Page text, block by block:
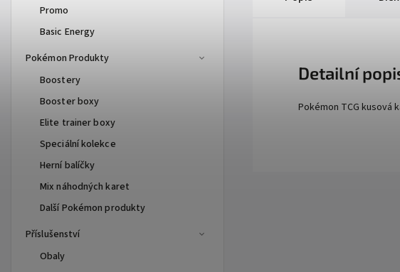
Promo
Basic Energy
Pokémon Produkty
Boostery
Booster boxy
Elite trainer boxy
Speciální kolekce
Herní balíčky
Mix náhodných karet
Další Pokémon produkty
Příslušenství
Obaly
Detailní
Pokémon TCG kusová